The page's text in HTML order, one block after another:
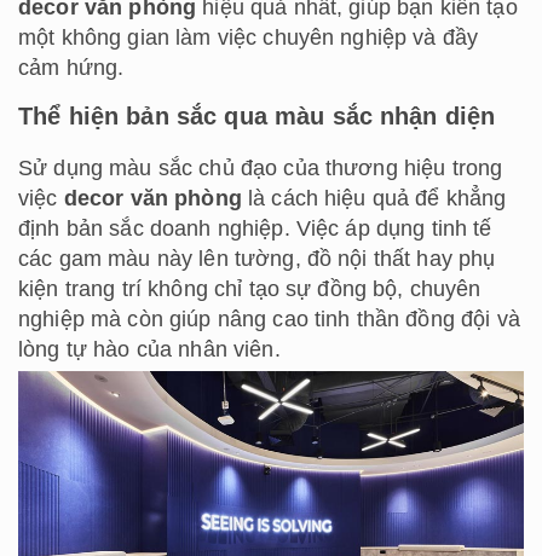
decor văn phòng hiệu quả nhất, giúp bạn kiến tạo
một không gian làm việc chuyên nghiệp và đầy
cảm hứng.
Thể hiện bản sắc qua màu sắc nhận diện
Sử dụng màu sắc chủ đạo của thương hiệu trong
việc decor văn phòng là cách hiệu quả để khẳng
định bản sắc doanh nghiệp. Việc áp dụng tinh tế
các gam màu này lên tường, đồ nội thất hay phụ
kiện trang trí không chỉ tạo sự đồng bộ, chuyên
nghiệp mà còn giúp nâng cao tinh thần đồng đội và
lòng tự hào của nhân viên.